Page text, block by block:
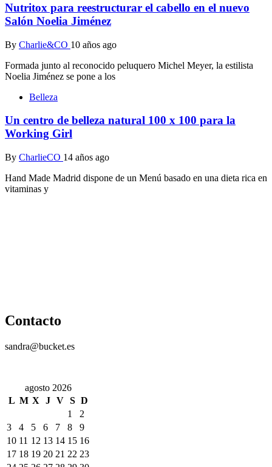
Nutritox para reestructurar el cabello en el nuevo
Salón Noelia Jiménez
By Charlie&CO 10 años ago
Formada junto al reconocido peluquero Michel Meyer, la estilista
Noelia Jiménez se pone a los
Belleza
Un centro de belleza natural 100 x 100 para la
Working Girl
By CharlieCO 14 años ago
Hand Made Madrid dispone de un Menú basado en una dieta rica en
vitaminas y
Contacto
sandra@bucket.es
agosto 2026
L M X J V S D
1
2
3
4 5 6 7 8
9
10 11 12 13 14 15 16
17 18 19 20 21 22 23